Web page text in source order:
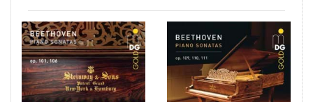
empfundener, von Skrupeln und Zweifel
begleiteter Kompositionsstil voll persönlichster
Empfindungen prägt diese Musik, in der sich
überirdische Schönheit und tiefste emotionale
Zerrissenheit auf engem Raum begegnen.
Exemplarisch, wie Jin Ju den nocturnehaften